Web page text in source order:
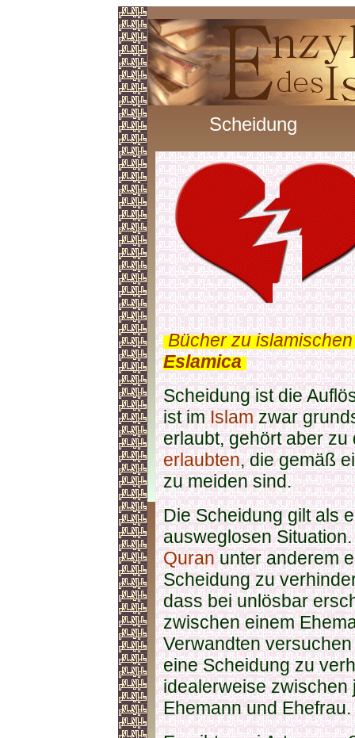
Scheidung
.Bücher zu
Eslamica.
Scheidung ist die
ist imIslamzwar
erlaubt, gehört aber
erlaubten, die gemäß
zu meiden sind.
Die Scheidung gilt als
ausweglosen
Quranunter anderem
Scheidung zu
dass bei unlösbar
zwischen einem
Verwandten
eine Scheidung zu
idealerweise zwischen
Ehemann und Ehefrau.